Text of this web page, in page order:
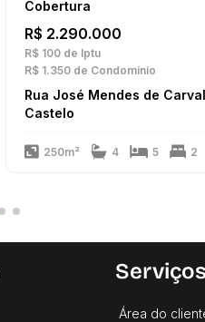
Cobertura
R$ 2.290.000
R$ 100 de Iptu
R$ 1.350 de Condomínio
Rua José Mendes de
Castelo
250m² 4 5 2
Serviços
Área do